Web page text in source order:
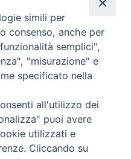
simili per
consenso, anche per
semplici",
"misurazione" e
specificato nella
all'utilizzo dei
puoi avere
utilizzati e
Cliccando su